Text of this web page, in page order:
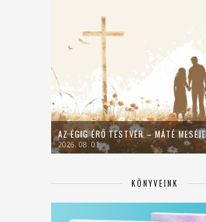
AZ ÉGIG ÉRŐ TESTVÉR – MÁTÉ MESÉJE
2026. 08. 01.
KÖNYVEINK